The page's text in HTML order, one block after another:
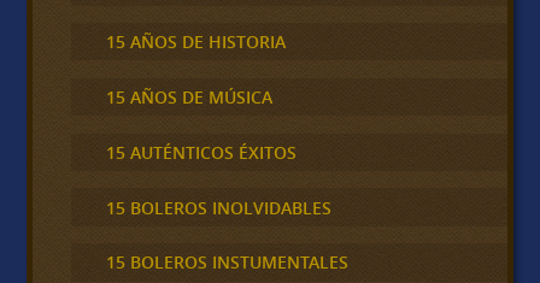
15 AÑOS DE HISTORIA
15 AÑOS DE MÚSICA
15 AUTÉNTICOS ÉXITOS
15 BOLEROS INOLVIDABLES
15 BOLEROS INSTUMENTALES